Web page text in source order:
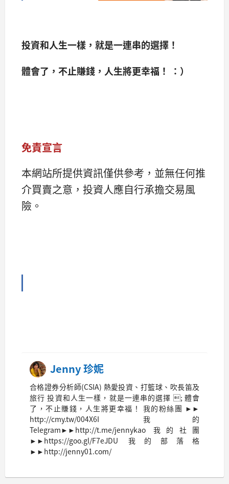
投資和人生一樣，就是一連串的選擇！
體會了，不止賺錢，人生將更幸福！ ：）
免責宣言
本網站所提供資訊僅供參考，並無任何推
介買賣之意，投資人應自行承擔交易風
險。
Jenny 珍妮
合格證券分析師(CSIA) 熱愛投資、打籃球、吹長笛及
旅行 投資和人生一樣，就是一連串的選擇 ; 體會
了，不止賺錢，人生將更幸福！ 我的粉絲團 ►►
http://cmy.tw/004X6I 我的
Telegram►►http://t.me/jennykao 我的社團
►►https://goo.gl/F7eJDU 我的部落格
►►http://jenny01.com/